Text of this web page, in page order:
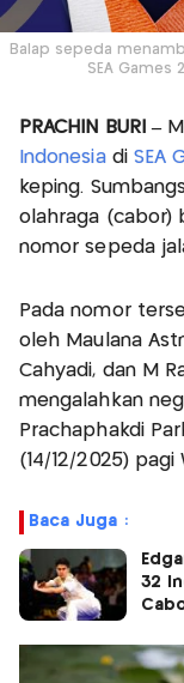
Balap sepeda
SEA Games
PRACHIN BURI –
Indonesiadi SEA
keping.
olahraga (cabor)
nomor sepeda
Pada nomor
oleh Maulana
Cahyadi, dan M
mengalahkan
Prachaphakdi
(14/12/2025) pagi
Baca Juga :
32